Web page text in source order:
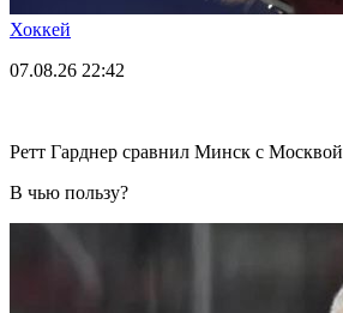
Хоккей
07.08.26 22:42
Ретт Гарднер сравнил Минск с Москвой
В чью пользу?